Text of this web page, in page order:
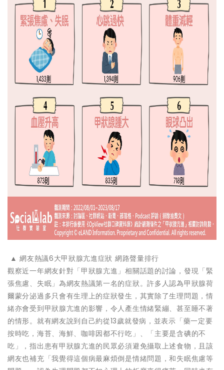
▲ 網友熱議6大甲狀腺亢進症狀 網路聲量排行
觀察近一年網友針對「甲狀腺亢進」相關話題的討論，發現「緊
張焦慮、失眠」為網友熱議第一名的症狀。許多人認為甲狀腺荷
爾蒙分泌過多只會有生理上的症狀發生，其實除了生理問題，情
緒亦會受到甲狀腺亢進的影響，令人產生情緒緊繃、甚至睡不著
的情形。就有網友說到自己約從13歲就發病，並表示「藥一定要
按時吃，海苔、海鮮、咖啡因都不行吃」、「主要是含碘的不
吃」，指出患有甲狀腺亢進的民眾必須避免攝取上述食物，且該
網友也補充「我覺得這個病最麻煩倒是情緒問題，和失眠焦慮等